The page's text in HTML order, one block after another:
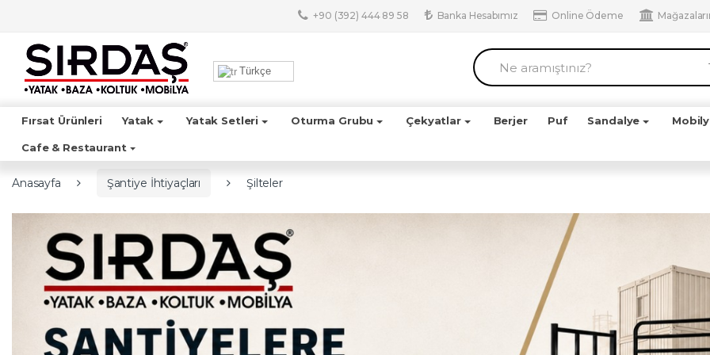
+90 (392) 444 89 58 Banka Hesabımız Online Ödeme
r
a
:
Türkçe
Fırsat Ürünleri Yatak Yatak Setleri Oturma Grubu Çekyatlar Berjer Puf Sandalye
Cafe & Restaurant
Anasayfa Şantiye İhtiyaçları Şilteler